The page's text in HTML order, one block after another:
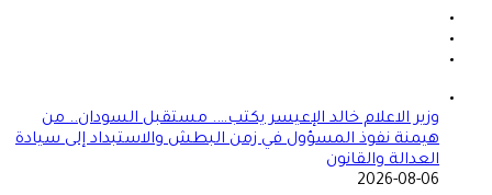
وزير الاعلام خالد الإعيسر يكتب…. مستقبل السودان.. من
هيمنة نفوذ المسؤول في زمن البطش والاستبداد إلى سيادة
العدالة والقانون
2026-08-06